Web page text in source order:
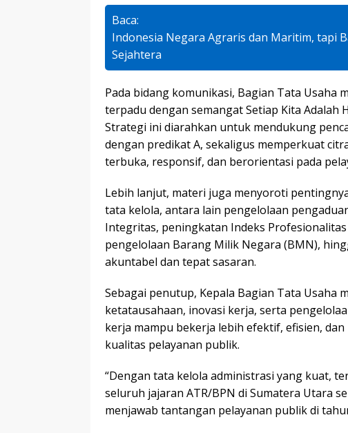
Baca:
Indonesia Negara Agraris dan Maritim, tapi
Sejahtera
Pada bidang komunikasi, Bagian Tata
terpadu dengan semangat Setiap Kita Adalah
Strategi ini diarahkan untuk mendukung
dengan predikat A, sekaligus memperkuat
terbuka, responsif, dan berorientasi pada
Lebih lanjut, materi juga menyoroti
tata kelola, antara lain pengelolaan
Integritas, peningkatan Indeks Profesionalitas
pengelolaan Barang Milik Negara (BMN),
akuntabel dan tepat sasaran.
Sebagai penutup, Kepala Bagian Tata Usaha
ketatausahaan, inovasi kerja, serta
kerja mampu bekerja lebih efektif, efisien,
kualitas pelayanan publik.
“Dengan tata kelola administrasi yang kuat,
seluruh jajaran ATR/BPN di Sumatera Utara
menjawab tantangan pelayanan publik di